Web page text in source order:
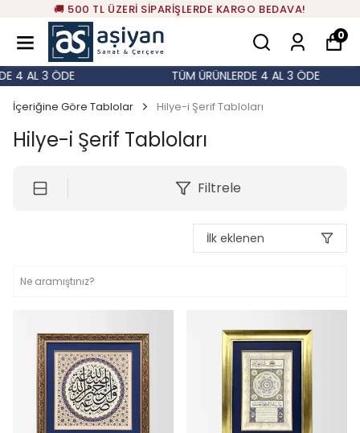
🚚 500 TL ÜZERİ SİPARİŞLERDE KARGO BEDAVA!
0
3 ÖDE TÜM ÜRÜNLERDE 4 AL 3 ÖDE
İçeriğine Göre Tablolar Hilye-i Şerif Tabloları
Hilye-i Şerif Tabloları
Filtrele
İlk eklenen